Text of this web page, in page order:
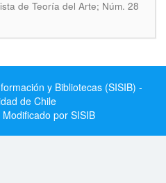
de Teoría del Arte; Núm. 28
y Bibliotecas (SISIB) -
de Chile
por SISIB